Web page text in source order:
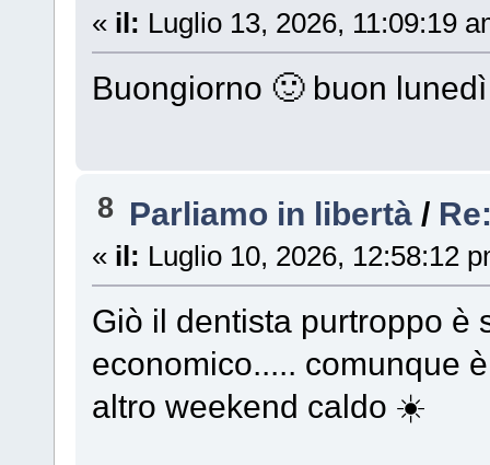
« il: Luglio 13, 2026, 11:09:19
Buongiorno 🙂 buon
8 Parliamo in libertà /
« il: Luglio 10, 2026, 12:58:12
Giò il dentista purtroppo è
economico..... comunque
altro weekend caldo ☀️